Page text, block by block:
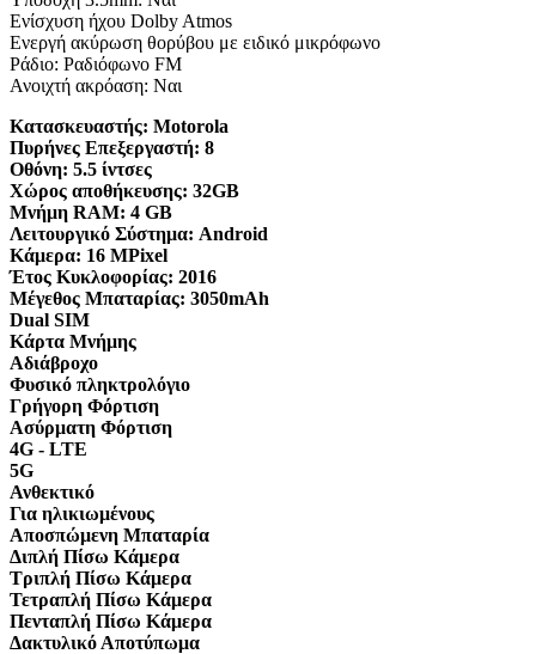
Ενίσχυση ήχου Dolby Atmos
Ενεργή ακύρωση θορύβου με ειδικό μικρόφωνο
Ράδιο: Ραδιόφωνο FM
Ανοιχτή ακρόαση: Ναι
Κατασκευαστής: Motorola
Πυρήνες Επεξεργαστή: 8
Οθόνη: 5.5 ίντσες
Χώρος αποθήκευσης: 32GB
Μνήμη RAM: 4 GB
Λειτουργικό Σύστημα: Android
Κάμερα: 16 MPixel
Έτος Κυκλοφορίας: 2016
Μέγεθος Μπαταρίας: 3050mAh
Dual SIM
Κάρτα Μνήμης
Αδιάβροχο
Φυσικό πληκτρολόγιο
Γρήγορη Φόρτιση
Ασύρματη Φόρτιση
4G - LTE
5G
Ανθεκτικό
Για ηλικιωμένους
Αποσπώμενη Μπαταρία
Διπλή Πίσω Κάμερα
Τριπλή Πίσω Κάμερα
Τετραπλή Πίσω Κάμερα
Πενταπλή Πίσω Κάμερα
Δακτυλικό Αποτύπωμα